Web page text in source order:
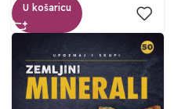
U košaricu